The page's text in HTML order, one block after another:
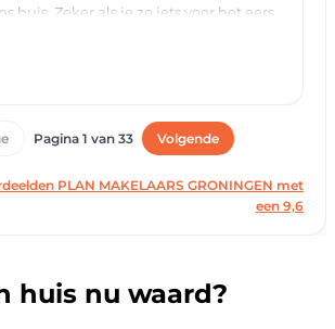
huis nu waard?